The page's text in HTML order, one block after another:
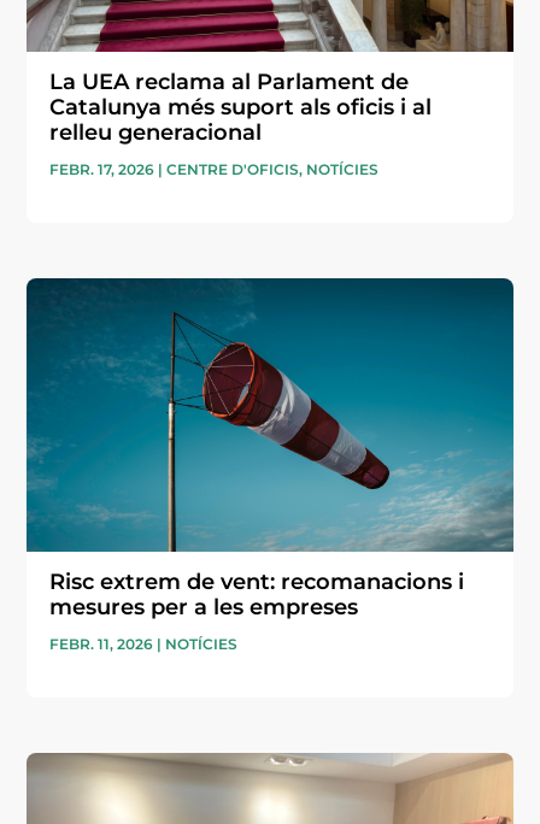
La UEA reclama al Parlament de
Catalunya més suport als oficis i al
relleu generacional
FEBR. 17, 2026 |CENTRE D'OFICIS, NOTÍCIES
Risc extrem de vent: recomanacions i
mesures per a les empreses
FEBR. 11, 2026 | NOTÍCIES